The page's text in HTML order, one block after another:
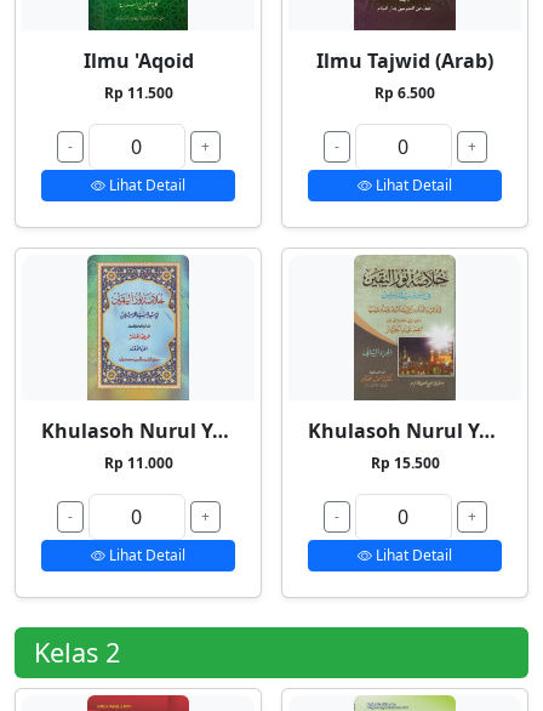
Ilmu 'Aqoid
Rp 11.500
-
+
Lihat Detail
Ilmu Tajwid (Arab)
Rp 6.500
-
+
Lihat Detail
Khulasoh Nurul Yaqin 1
Rp 11.000
-
+
Lihat Detail
Khulasoh Nurul Yaqin 2
Rp 15.500
-
+
Lihat Detail
Kelas 2